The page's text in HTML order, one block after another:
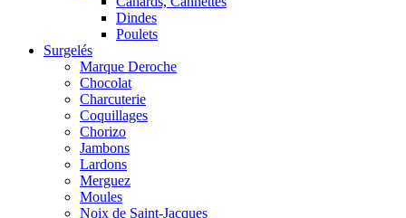
Dindes
Poulets
Surgelés
Marque Deroche
Chocolat
Charcuterie
Coquillages
Chorizo
Jambons
Lardons
Merguez
Moules
Noix de Saint-Jacques